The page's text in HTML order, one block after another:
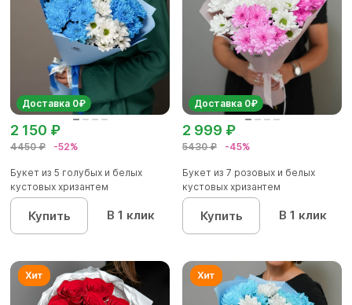
Доставка 0₽
4450 ₽ -52%
2 150 ₽
Букет из 5 голубых и белых
кустовых хризантем
Купить В 1 клик
Доставка 0₽
5430 ₽ -45%
2 999 ₽
Букет из 7 розовых и белых
кустовых хризантем
Купить В 1 клик